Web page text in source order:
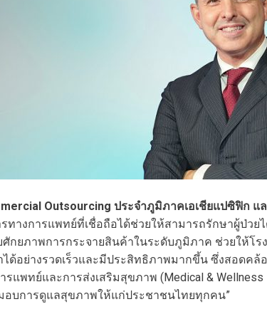
Outsourcing ประจำภูมิภาคเอเชียแปซิฟิก แล
รทางการแพทย์ที่เชื่อถือได้ช่วยให้สามารถรักษาผู้ป่วย
กยภาพการกระจายสินค้าในระดับภูมิภาค ช่วยให้โร
ด้อย่างรวดเร็วและมีประสิทธิภาพมากขึ้น ซึ่งสอดค
รแพทย์และการส่งเสริมสุขภาพ (Medical &
อบการดูแลสุขภาพให้แก่ประชาชนไทยทุกคน”